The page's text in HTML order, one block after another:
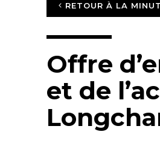
RETOUR À LA
Offre
et de